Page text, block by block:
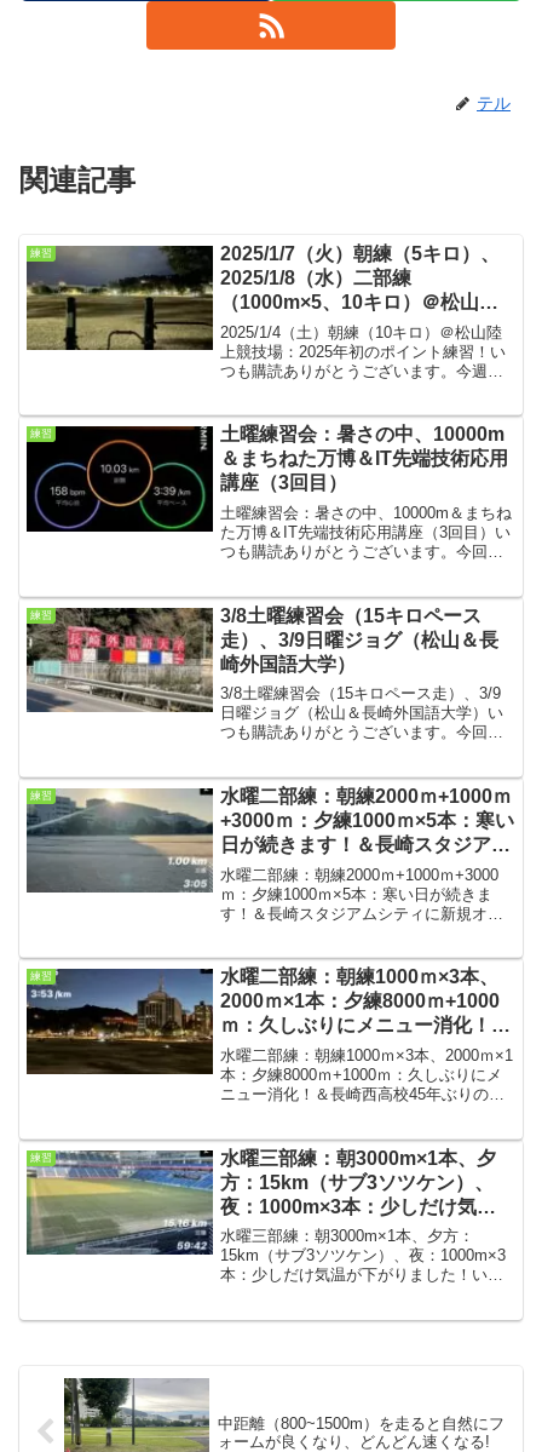
テル
関連記事
練習
2025/1/7（火）朝練（5キロ）、
2025/1/8（水）二部練
（1000m×5、10キロ）＠松山陸
上競技場
2025/1/4（土）朝練（10キロ）＠松山陸
上競技場：2025年初のポイント練習！い
つも購読ありがとうございます。今週
ロ）・気温3℃、曇り時々みぞれ。無
風。 みぞれ...
練習
土曜練習会：暑さの中、10000m
＆まちねた万博＆IT先端技術応用
講座（3回目）
土曜練習会：暑さの中、10000m＆まちね
た万博＆IT先端技術応用講座（3回目）い
つも購読ありがとうございます。今回は
た。IT先端技術応用講座の3回目を受講。
朝練条件・気...
練習
3/8土曜練習会（15キロペース
走）、3/9日曜ジョグ（松山＆長
崎外国語大学）
3/8土曜練習会（15キロペース走）、3/9
日曜ジョグ（松山＆長崎外国語大学）い
つも購読ありがとうございます。今回は
障もなく順調に調整中です。3/8土曜練習
会条件・気温...
練習
水曜二部練：朝練2000ｍ+1000ｍ
+3000ｍ：夕練1000ｍ×5本：寒い
日が続きます！＆長崎スタジアム
シティに新規オープンのラーメン
店（山頭火）
水曜二部練：朝練2000ｍ+1000ｍ+3000
ｍ：夕練1000ｍ×5本：寒い日が続きま
す！＆長崎スタジアムシティに新規オー
部練の紹介です。日中は比較的気温が上
がります...
練習
水曜二部練：朝練1000ｍ×3本、
2000ｍ×1本：夕練8000ｍ+1000
ｍ：久しぶりにメニュー消化！＆
長崎西高校45年ぶりの甲子園出場
水曜二部練：朝練1000ｍ×3本、2000ｍ×1
本：夕練8000ｍ+1000ｍ：久しぶりにメ
ニュー消化！＆長崎西高校45年ぶりの甲
先々週、先週は北九州マラソンの前後だ
った...
練習
水曜三部練：朝3000m×1本、夕
方：15km（サブ3ソツケン）、
夜：1000m×3本：少しだけ気温
が下がりました！
水曜三部練：朝3000m×1本、夕方：
15km（サブ3ソツケン）、夜：1000m×3
本：少しだけ気温が下がりました！いつ
中距離（800~1500m）を走ると自然にフ
ォームが良くなり、どんどん速くなる!